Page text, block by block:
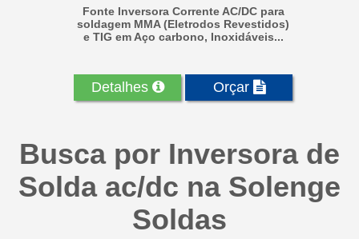
Fonte Inversora Corrente AC/DC para
soldagem MMA (Eletrodos Revestidos)
e TIG em Aço carbono, Inoxidáveis...
Detalhes Orçar
Busca por Inversora de
Solda ac/dc na Solenge
Soldas